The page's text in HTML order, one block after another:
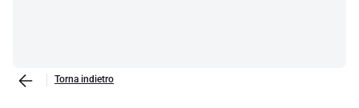
Torna indietro